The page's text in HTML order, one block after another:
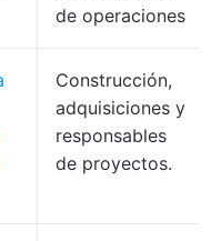
de operaciones
Construcción,
adquisiciones y
responsables
de proyectos.